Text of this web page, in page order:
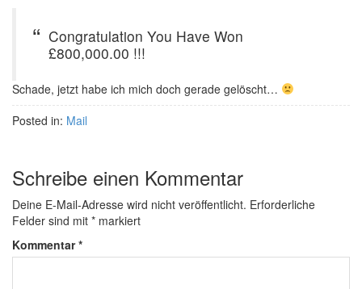
Congratulation You Have Won
£800,000.00 !!!
Schade, jetzt habe ich mich doch gerade gelöscht…
Posted in: Mail
Schreibe einen Kommentar
Deine E-Mail-Adresse wird nicht veröffentlicht. Erforderliche
Felder sind mit * markiert
Kommentar*